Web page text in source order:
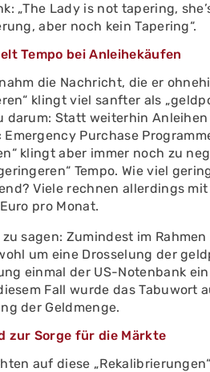
„The Lady is not tapering,
aber noch kein Tapering“.
Tempo bei Anleihekäufen
die Nachricht, die er
klingt viel sanfter als
darum: Statt weiterhin
Emergency Purchase
klingt aber immer noch zu
Tempo. Wie viel
Viele rechnen allerdings
pro Monat.
zu sagen: Zumindest im
um eine Drosselung der
einmal der US-Notenbank
Fall wurde das Tabuwort
der Geldmenge.
zur Sorge für die Märkte
auf diese